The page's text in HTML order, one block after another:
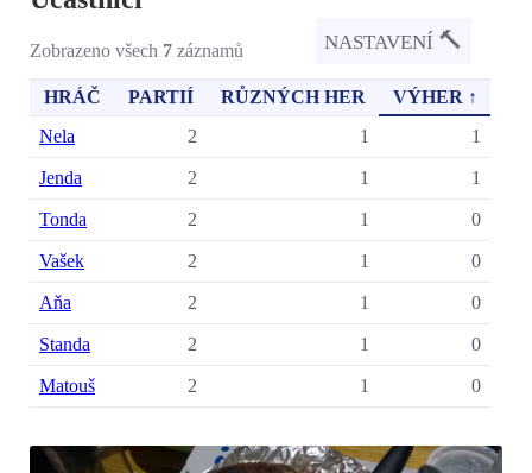
Zobrazeno všech 7 záznamů NASTAVENÍ 🔨
HRÁČ PARTIÍ RŮZNÝCH HER
VÝHER ↑
Nela
2 1 1
Jenda 2 1 1
Tonda 2 1 0
Vašek 2 1 0
Aňa 2 1 0
Standa 2 1 0
Matouš 2 1 0